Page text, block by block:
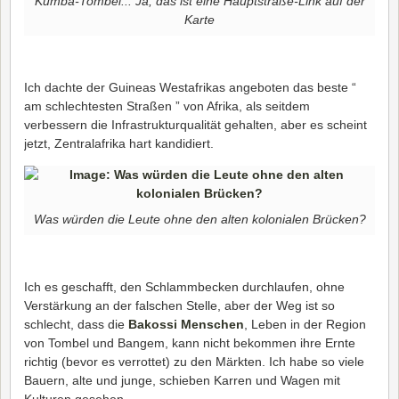
Karte
Ich dachte der Guineas Westafrikas angeboten das beste “
am schlechtesten Straßen ” von Afrika, als seitdem
verbessern die Infrastrukturqualität gehalten, aber es scheint
jetzt, Zentralafrika hart kandidiert.
Was würden die Leute ohne den alten kolonialen Brücken?
Ich es geschafft, den Schlammbecken durchlaufen, ohne
Verstärkung an der falschen Stelle, aber der Weg ist so
schlecht, dass die Bakossi Menschen , Leben in der Region
von Tombel und Bangem, kann nicht bekommen ihre Ernte
richtig (bevor es verrottet) zu den Märkten. Ich habe so viele
Bauern, alte und junge, schieben Karren und Wagen mit